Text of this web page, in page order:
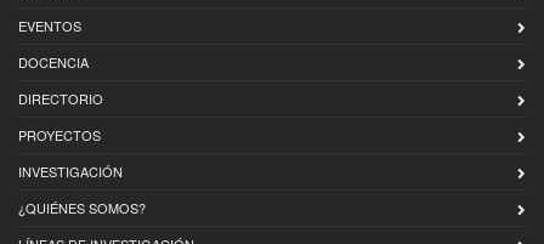
EVENTOS
DOCENCIA
DIRECTORIO
PROYECTOS
INVESTIGACIÓN
¿QUIÉNES SOMOS?